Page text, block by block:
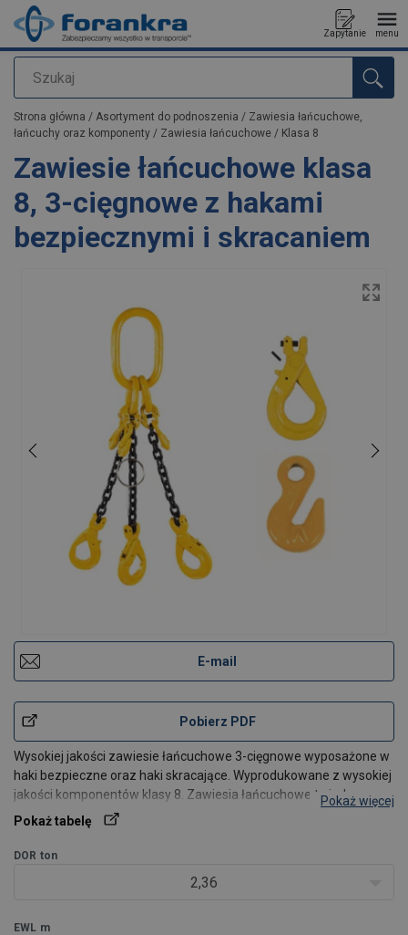
Szukaj
Zapytanie menu
Dodano do zapytania
Strona główna / Asortyment do podnoszenia / Zawiesia łańcuchowe,
łańcuchy oraz komponenty / Zawiesia łańcuchowe / Klasa 8
Zawiesie łańcuchowe klasa
8, 3-cięgnowe z hakami
bezpiecznymi i skracaniem
E-mail
Pobierz PDF
Wysokiej jakości zawiesie łańcuchowe 3-cięgnowe wyposażone w
haki bezpieczne oraz haki skracające. Wyprodukowane z wysokiej
jakości komponentów klasy 8. Zawiesia łańcuchowe to jeden z
najpopularniejszych narzędzi pozwalających na podnoszenia
ładunków w różnych branżach przemysłu. S
Pokaż więcej
Pokaż tabelę
DOR ton
2,36
EWL m